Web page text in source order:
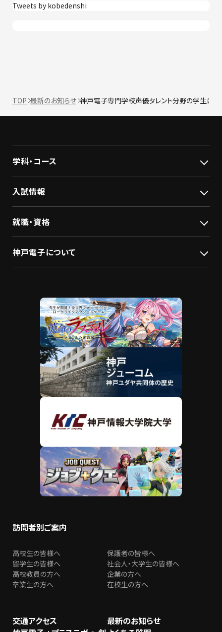
Tweets by kobedenshi
TOP 最新のお知らせ 神戸電子専門学校声優タレント分野の学生によ
学科・コース
入試情報
就職・資格
神戸電子について
訪問者別ご案内
高校生の皆様へ
保護者の皆様へ
留学生の皆様へ
社会人・大学生の皆様へ
高校教員の方へ
企業の方へ
卒業生の方へ
在校生の方へ
交通アクセス
最新のお知らせ